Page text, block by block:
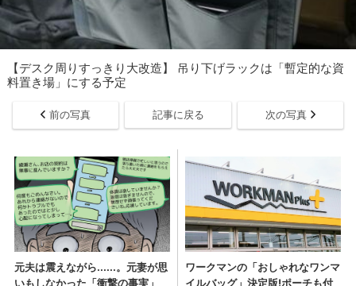
【デスク周りすっきり大改造】 吊り下げラックは「暫定的な資
料置き場」にする予定
前の写真 記事に戻る 次の写真